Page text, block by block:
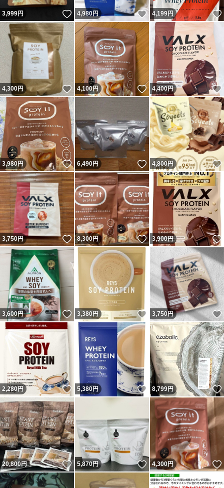
3,999円 いいね！
4,980円 いいね！
4,199円
4,300円 いいね！
4,100円 いいね！
4,400円
3,980円 いいね！
6,490円 いいね！
4,800円
3,750円 いいね！
8,300円 いいね！
3,900円
3,600円 いいね！
3,380円 いいね！
3,750円
2,280 円 いいね！
5,380円 いいね！
8,799円
20,800円 いいね！
5,870円 いいね！
4,300円